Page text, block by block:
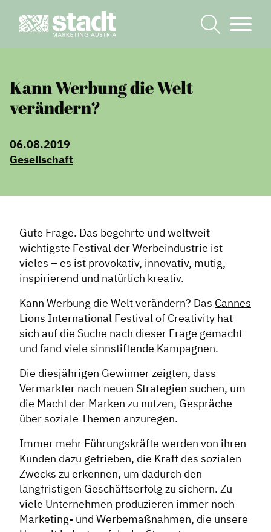
Kann Werbung die Welt
verändern?
06.08.2019
Gesellschaft
Gute Frage. Das begehrte und weltweit
wichtigste Festival der Werbeindustrie ist
vieles – es ist provokativ, innovativ, mutig,
inspirierend und natürlich kreativ.
Kann Werbung die Welt verändern? Das Cannes
Lions International Festival of Creativity hat
sich auf die Suche nach dieser Frage gemacht
und fand viele sinnstiftende Kampagnen.
Die diesjährigen Gewinner zeigten, dass
Vermarkter nach neuen Strategien suchen, um
die Macht der Marken zu nutzen, Gespräche
über soziale Themen anzuregen.
Immer mehr Führungskräfte werden von ihren
Kunden dazu getrieben, die Kraft des sozialen
Zwecks zu erkennen, um dadurch den
langfristigen Geschäftserfolg zu sichern. Zu
viele Unternehmen produzieren immer noch
Marketing- und Werbemaßnahmen, die unsere